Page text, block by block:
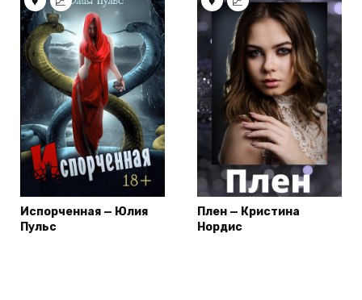
Испорченная — Юлия
Пульс
Плен — Кристина
Нордис